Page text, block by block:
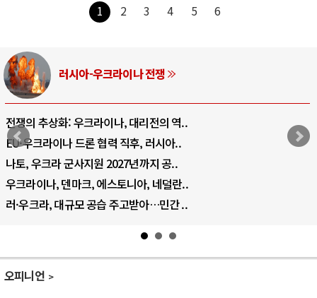
1 2 3 4 5 6
러시아-우크라이나 전쟁
전쟁의 추상화: 우크라이나, 대리전의 역..
EU·우크라이나 드론 협력 직후, 러시아..
나토, 우크라 군사지원 2027년까지 공..
우크라이나, 덴마크, 에스토니아, 네덜란..
러·우크라, 대규모 공습 주고받아…민간 ..
오피니언